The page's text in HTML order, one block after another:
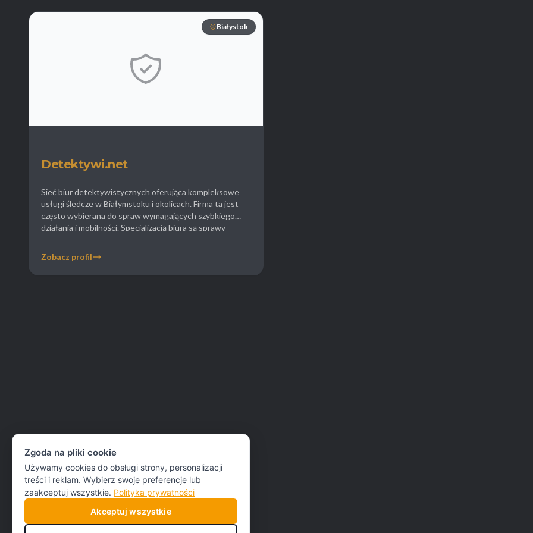
Białystok
Detektywi.net
Sieć biur detektywistycznych oferująca kompleksowe
usługi śledcze w Białymstoku i okolicach. Firma ta jest
często wybierana do spraw wymagających szybkiego
działania i mobilności. Specjalizacją biura są sprawy
oferują również usługi dla firm w tym sprawdzanie
wiarygodności pracowników przebywających na L4 oraz
Zobacz profil
Zgoda na pliki cookie
Używamy cookies do obsługi strony, personalizacji
treści i reklam. Wybierz swoje preferencje lub
zaakceptuj wszystkie. Polityka prywatności
Akceptuj wszystkie